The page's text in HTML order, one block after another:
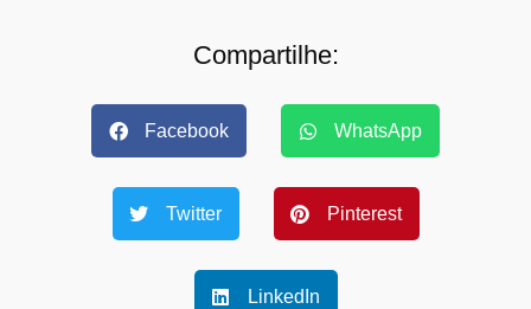
Compartilhe:
Facebook WhatsApp
Twitter Pinterest
LinkedIn